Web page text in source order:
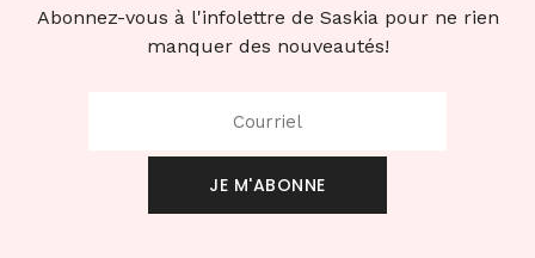
Abonnez-vous à l'infolettre de Saskia pour ne rien
manquer des nouveautés!